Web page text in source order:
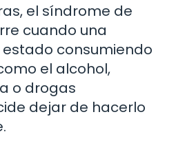
el síndrome de
cuando una
consumiendo
el alcohol,
o drogas
dejar de hacerlo